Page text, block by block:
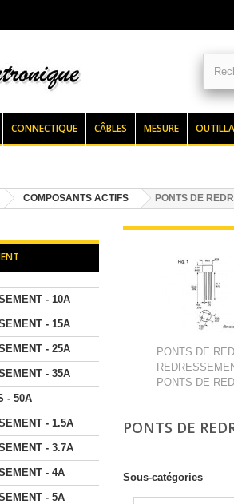
CONNECTIQUE CÂBLES MESURE
COMPOSANTS ACTIFS PONTS DE
- 10A
- 15A
- 25A
- 35A
- 50A
- 1.5A
- 3.7A
- 4A
- 5A
PONTS DE
PONTS DE
PONTS DE
Sous-catégories